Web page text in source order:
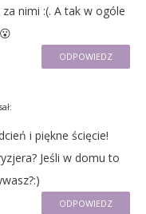
nimi :(. A tak w ogóle
ODPOWIEDZ
i piękne ścięcie!
Jeśli w domu to
ODPOWIEDZ